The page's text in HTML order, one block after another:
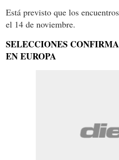
Está previsto que los
el 14 de noviembre.
SELECCIONES
EN EUROPA